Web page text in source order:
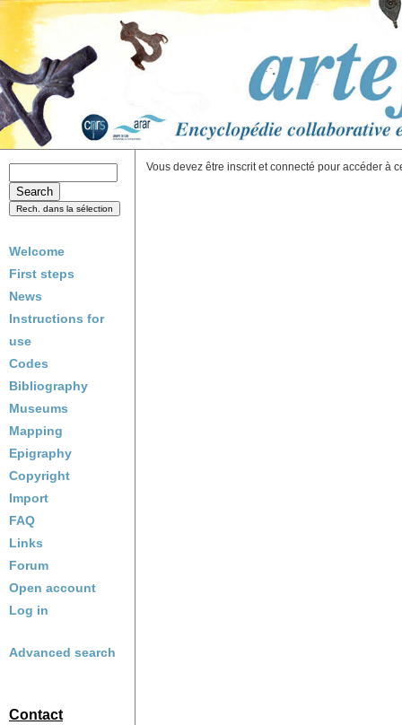
Welcome
First steps
News
Instructions for
use
Codes
Bibliography
Museums
Mapping
Epigraphy
Copyright
Import
FAQ
Links
Forum
Open account
Log in
Advanced search
Contact
Vous devez être inscrit et connecté pour accéder à